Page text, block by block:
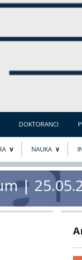
DOKTORANCI
NAUKA
PROJEKTY
NOSTRYFIKACJA
|